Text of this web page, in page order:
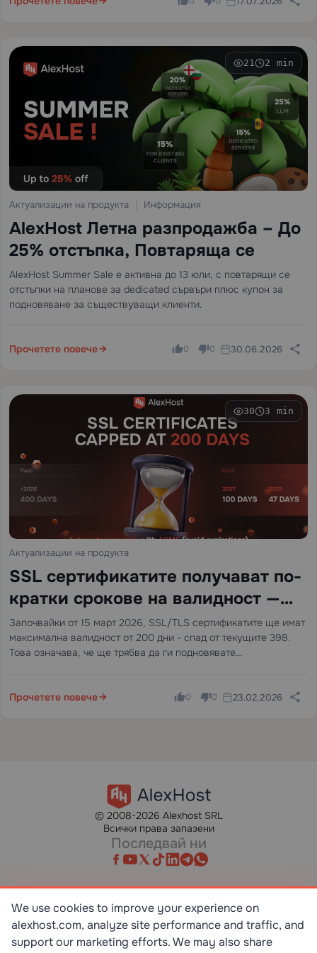
21 2 min
Актуализации на продукта Информация
AlexHost Летна разпродажба – До
25% отстъпка, Повтаряща се
AlexHost Summer Sale е активна до 13 юли, с повтарящи се
отстъпки на планове за dedicated сървъри плюс купон за
подновяване за съществуващи клиенти.
Прочетете повече 0 0 30.06.2026
30 3 min
Актуализации на продукта
SSL сертификатите получават по-
кратки срокове на валидност —
готови ли сте?
Започвайки от 15 март 2026, SSL/TLS сертификатите ще имат
максимална валидност от 200 дни - спад от текущите 398.
Това означава, че ще трябва да ги подновявате
Прочетете повече
0 0 23.02.2026
© 2008-2026 Alexhost SRL
Всички права запазени
Последвай ни
SR EN ISO/IEC 27001:2023
STANDART
We use cookies to improve your experience on
alexhost.com, analyze site performance and traffic, and
support our marketing efforts. We may also share